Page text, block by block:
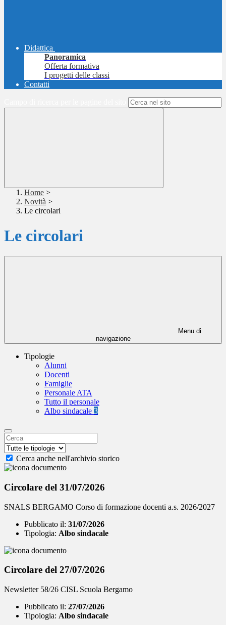
Didattica
Panoramica
Offerta formativa
I progetti delle classi
Contatti
Home >
Novità >
Le circolari
Le circolari
Menu di
navigazione
Tipologie
Alunni
Docenti
Famiglie
Personale ATA
Tutto il personale
Albo sindacale 3
Cerca anche nell'archivio storico
Circolare del 31/07/2026
SNALS BERGAMO Corso di formazione docenti a.s. 2026/2027
Pubblicato il: 31/07/2026
Tipologia: Albo sindacale
Circolare del 27/07/2026
Newsletter 58/26 CISL Scuola Bergamo
Pubblicato il: 27/07/2026
Tipologia: Albo sindacale